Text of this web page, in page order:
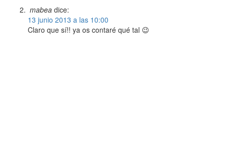
mabea dice:
13 junio 2013 a las 10:00
Claro que sí!! ya os contaré qué tal 😉